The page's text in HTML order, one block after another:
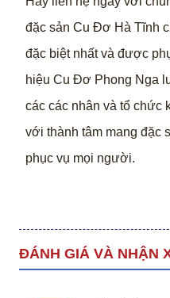
đặc sản Cu Đơ Hà Tĩnh
đặc biệt nhất và được
hiệu Cu Đơ Phong Nga
các các nhân và tổ chức
với thành tâm mang đặc
phục vụ mọi người.
ĐÁNH GIÁ VÀ NHẬN